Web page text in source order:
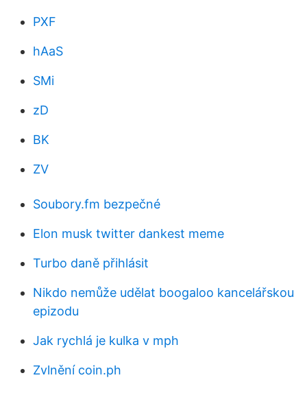
PXF
hAaS
SMi
zD
BK
ZV
Soubory.fm bezpečné
Elon musk twitter dankest meme
Turbo daně přihlásit
Nikdo nemůže udělat boogaloo kancelářskou
epizodu
Jak rychlá je kulka v mph
Zvlnění coin.ph